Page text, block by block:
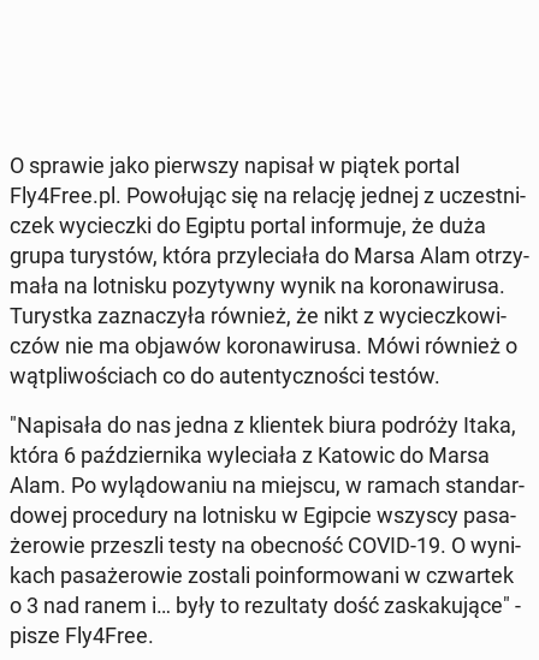
O sprawie jako pierw­szy napisał w piątek portal
Fly4Free.pl. Po­wo­łu­jąc się na relację jednej z uczest­ni­
czek wy­ciecz­ki do Egiptu portal in­for­mu­je, że duża
grupa tu­ry­stów, która przy­le­cia­ła do Marsa Alam otrzy­
ma­ła na lot­ni­sku po­zy­tyw­ny wynik na ko­ro­na­wi­ru­sa.
Tu­ryst­ka za­zna­czy­ła również, że nikt z wy­ciecz­ko­wi­
czów nie ma objawów ko­ro­na­wi­ru­sa. Mówi również o
wąt­pli­wo­ściach co do au­ten­tycz­no­ści testów.
"Na­pi­sa­ła do nas jedna z klien­tek biura podróży Itaka,
która 6 paź­dzier­ni­ka wy­le­cia­ła z Katowic do Marsa
Alam. Po wy­lą­do­wa­niu na miejscu, w ramach stan­dar­
do­wej pro­ce­du­ry na lot­ni­sku w Egipcie wszyscy pa­sa­
że­ro­wie prze­szli testy na obec­ność COVID-19. O wy­ni­
kach pa­sa­że­ro­wie zostali po­in­for­mo­wa­ni w czwar­tek
o 3 nad ranem i… były to re­zul­ta­ty dość za­ska­ku­ją­ce" -
pisze Fly4Free.